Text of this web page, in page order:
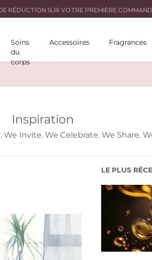
RÉDUCTION SUR VOTRE PREMIÈRE
Soins
du
corps
Accessoires Fragrances
Inspiration
Invite. We Celebrate. We Share.
LE PLUS